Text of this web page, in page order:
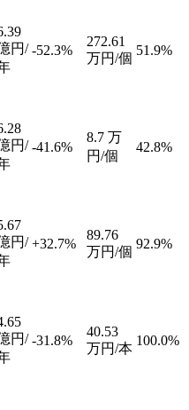
円/ -52.3%
272.61
万円/個
51.9%
円/ -41.6%
8.7 万
円/個
42.8%
円/ +32.7%
89.76
万円/個
92.9%
円/ -31.8%
40.53
万円/本
100.0%